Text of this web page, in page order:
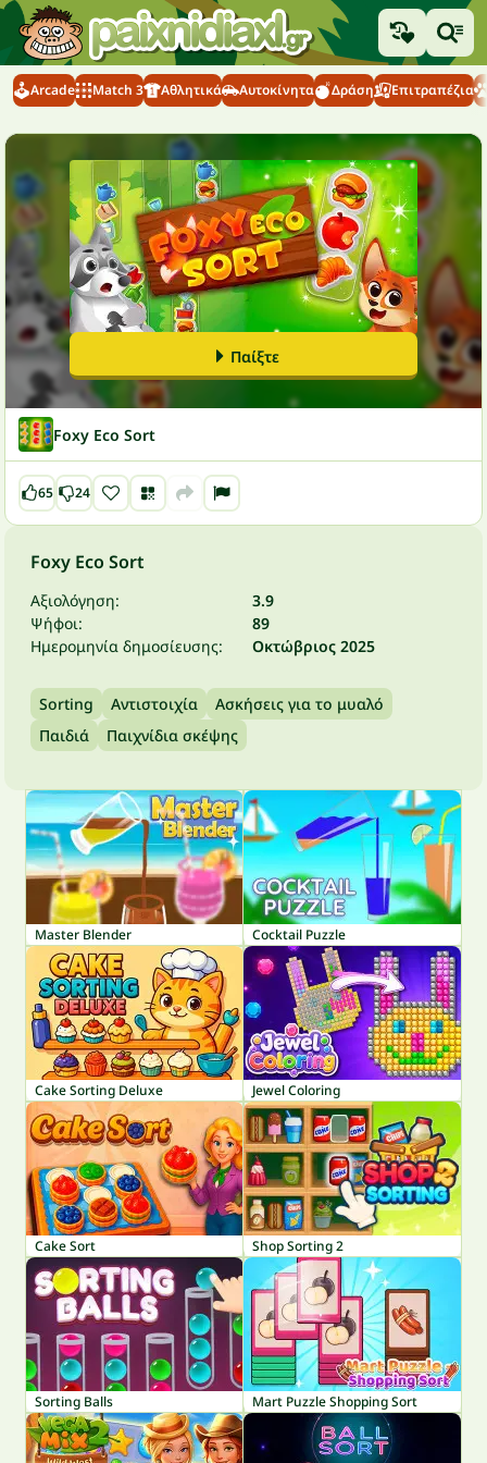
Arcade Match 3 Αθλητικά Αυτοκίνητα Δράση Επιτραπέζια
Παίξτε
Foxy Eco Sort
65 24
Foxy Eco Sort
Αξιολόγηση:
3.9
Ψήφοι:
89
Ημερομηνία δημοσίευσης:
Οκτώβριος 2025
Sorting Αντιστοιχία
Ασκήσεις για το μυαλό
Παιδιά
Παιχνίδια σκέψης
Master Blender Cocktail Puzzle
Cake Sorting Deluxe Jewel Coloring
Cake Sort Shop Sorting 2
Sorting Balls Mart Puzzle Shopping Sort